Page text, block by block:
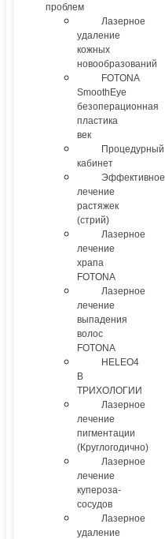
проблем
Лазерное
удаление
кожных
новообразований
FOTONA
SmoothEye
безоперационная
пластика
век
Процедурный
кабинет
Эффективное
лечение
растяжек
(стрий)
Лазерное
лечение
храпа
FOTONA
Лазерное
лечение
выпадения
волос
FOTONA
HELEO4
В
ТРИХОЛОГИИ
Лазерное
лечение
пигментации
(Круглогодично)
Лазерное
лечение
купероза-
сосудов
Лазерное
удаление